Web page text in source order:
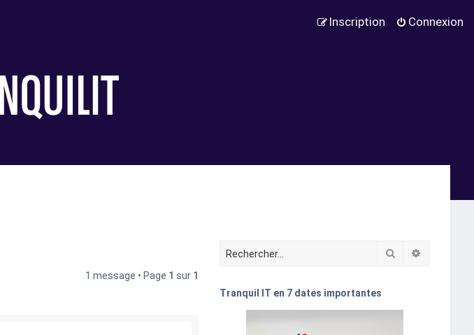
Connexion
Inscription
1 message • Page 1 sur 1
Rechercher
Tranquil IT en 7 dates importantes